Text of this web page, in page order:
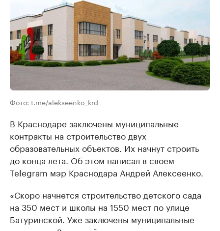
Фото: t.me/alekseenko_krd
В Краснодаре заключены муниципальные
контракты на строительство двух
образовательных объектов. Их начнут строить
до конца лета. Об этом написал в своем
Telegram мэр Краснодара Андрей Алексеенко.
«Скоро начнется строительство детского сада
на 350 мест и школы на 1550 мест по улице
Батуринской. Уже заключены муниципальные